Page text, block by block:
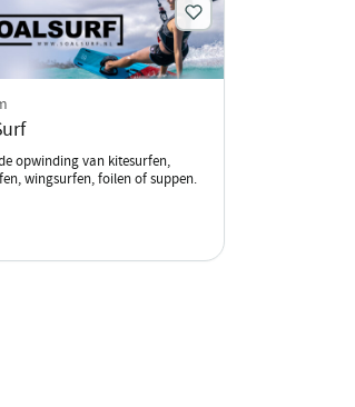
opwinding van kitesurfen,
wingsurfen, foilen of suppen.